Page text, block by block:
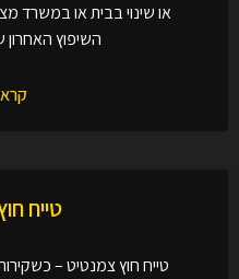
או שינוי בבית או במשרד
השיפוץ
טייח
טייח חוץ צמנטיט –